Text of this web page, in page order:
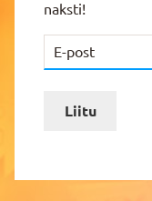
naksti!
Liitu